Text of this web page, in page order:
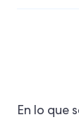
En lo que